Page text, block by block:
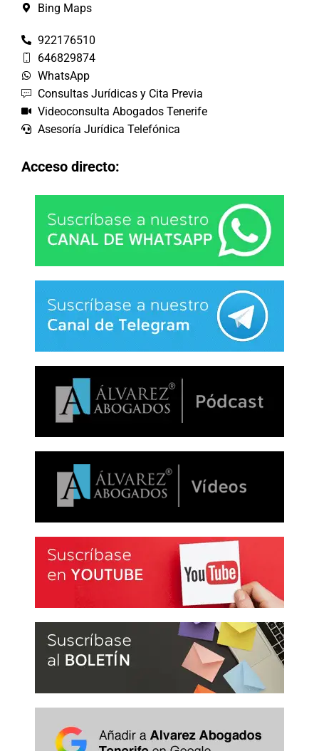
Bing Maps
922176510
646829874
WhatsApp
Consultas Jurídicas y Cita Previa
Videoconsulta Abogados Tenerife
Asesoría Jurídica Telefónica
Acceso directo: